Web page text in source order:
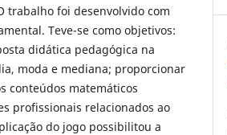
trabalho foi desenvolvido com
Teve-se como objetivos:
didática pedagógica na
moda e mediana; proporcionar
conteúdos matemáticos
profissionais relacionados ao
do jogo possibilitou a